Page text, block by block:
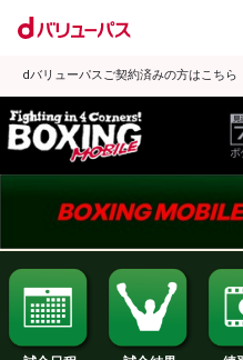
dバリューパスご契約済みの方はこちら